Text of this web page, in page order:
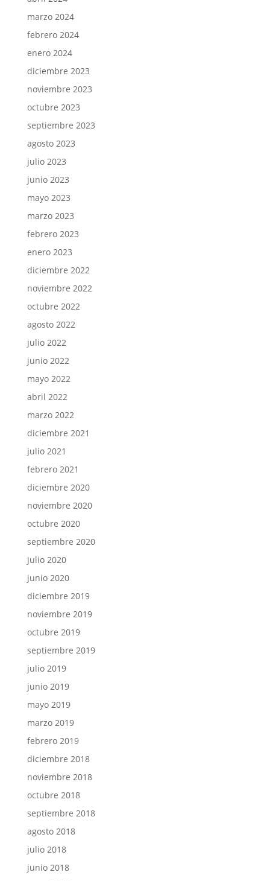
marzo 2024
febrero 2024
enero 2024
diciembre 2023
noviembre 2023
octubre 2023
septiembre 2023
agosto 2023
julio 2023
junio 2023
mayo 2023
marzo 2023
febrero 2023
enero 2023
diciembre 2022
noviembre 2022
octubre 2022
agosto 2022
julio 2022
junio 2022
mayo 2022
abril 2022
marzo 2022
diciembre 2021
julio 2021
febrero 2021
diciembre 2020
noviembre 2020
octubre 2020
septiembre 2020
julio 2020
junio 2020
diciembre 2019
noviembre 2019
octubre 2019
septiembre 2019
julio 2019
junio 2019
mayo 2019
marzo 2019
febrero 2019
diciembre 2018
noviembre 2018
octubre 2018
septiembre 2018
agosto 2018
julio 2018
junio 2018